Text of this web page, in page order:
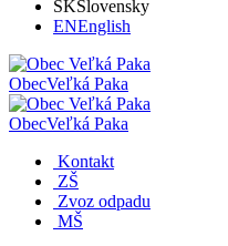
SKSlovensky
ENEnglish
ObecVeľká Paka
ObecVeľká Paka
Kontakt
ZŠ
Zvoz odpadu
MŠ